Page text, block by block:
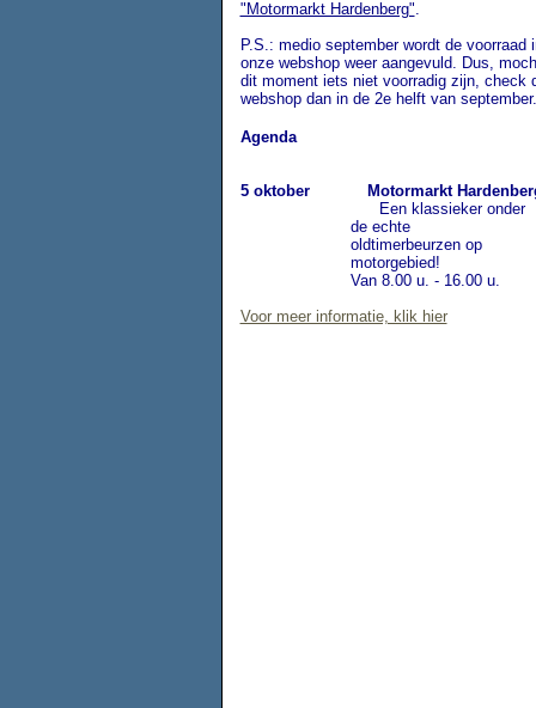
"Motormarkt Hardenberg".
P.S.: medio september wordt de voorraad
onze webshop weer aangevuld. Dus,
dit moment iets niet voorradig zijn, check
webshop dan in de 2e helft van september.
Agenda
5 oktober Motormarkt
Een klassieker onder
de echte
oldtimerbeurzen op
motorgebied!
Van 8.00 u. - 16.00 u.
Voor meer informatie, klik hier